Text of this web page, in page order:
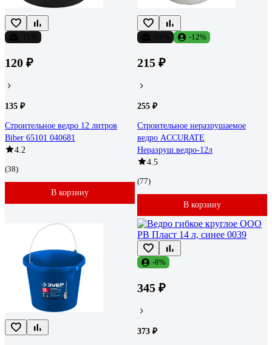
120 ₽
135 ₽
Строительное ведро 12 литров
Biber 65101 040681
4.2
(38)
В корзину
-12%
215 ₽
255 ₽
Строительное неразрушаемое
ведро ACCURATE
Неразруш.ведро-12л
4.5
(77)
В корзину
-8%
345 ₽
373 ₽